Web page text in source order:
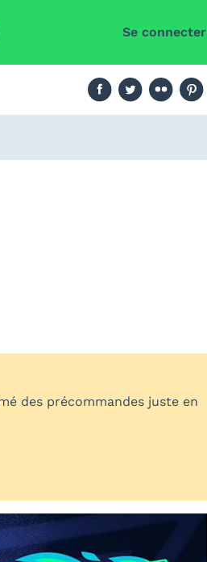
Se connecter
des précommandes juste en